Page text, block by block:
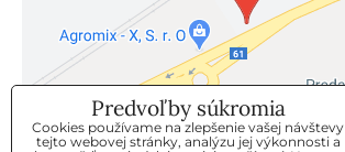
Predvoľby súkromia
Cookies používame na zlepšenie vašej návštevy
tejto webovej stránky, analýzu jej výkonnosti a